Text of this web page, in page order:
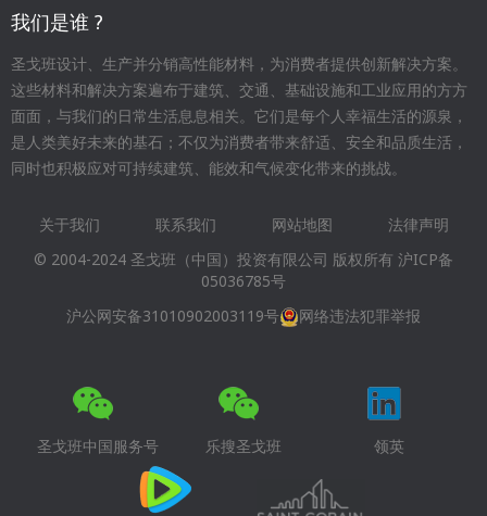
我们是谁 ?
圣戈班设计、生产并分销高性能材料，为消费者提供创新解决方案。
这些材料和解决方案遍布于建筑、交通、基础设施和工业应用的方方
面面，与我们的日常生活息息相关。它们是每个人幸福生活的源泉，
是人类美好未来的基石；不仅为消费者带来舒适、安全和品质生活，
同时也积极应对可持续建筑、能效和气候变化带来的挑战。
Footer
menu
关于我们 联系我们 网站地图
法律声明
© 2004-2024 圣戈班（中国）投资有限公司 版权所有 沪ICP备
05036785号
沪公网安备31010902003119号
网络违法犯罪举报
圣戈班中国服务号 乐搜圣戈班 领英